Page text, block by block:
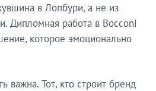
в Лопбури, а не из
Дипломная работа в Bocconi
которое эмоционально
важна. Тот, кто строит бренд